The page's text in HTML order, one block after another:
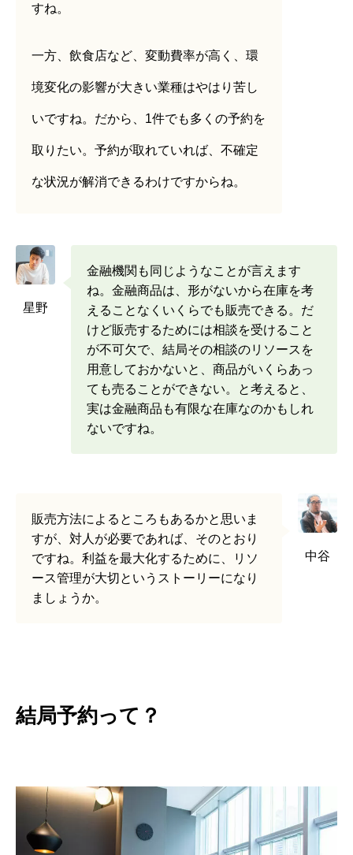
すね。
一方、飲食店など、変動費率が高く、環
境変化の影響が大きい業種はやはり苦し
いですね。だから、1件でも多くの予約を
取りたい。予約が取れていれば、不確定
な状況が解消できるわけですからね。
星野
金融機関も同じようなことが言えます
ね。金融商品は、形がないから在庫を考
えることなくいくらでも販売できる。だ
けど販売するためには相談を受けること
が不可欠で、結局その相談のリソースを
用意しておかないと、商品がいくらあっ
ても売ることができない。と考えると、
実は金融商品も有限な在庫なのかもしれ
ないですね。
販売方法によるところもあるかと思いま
すが、対人が必要であれば、そのとおり
ですね。利益を最大化するために、リソ
ース管理が大切というストーリーになり
ましょうか。
中谷
結局予約って？